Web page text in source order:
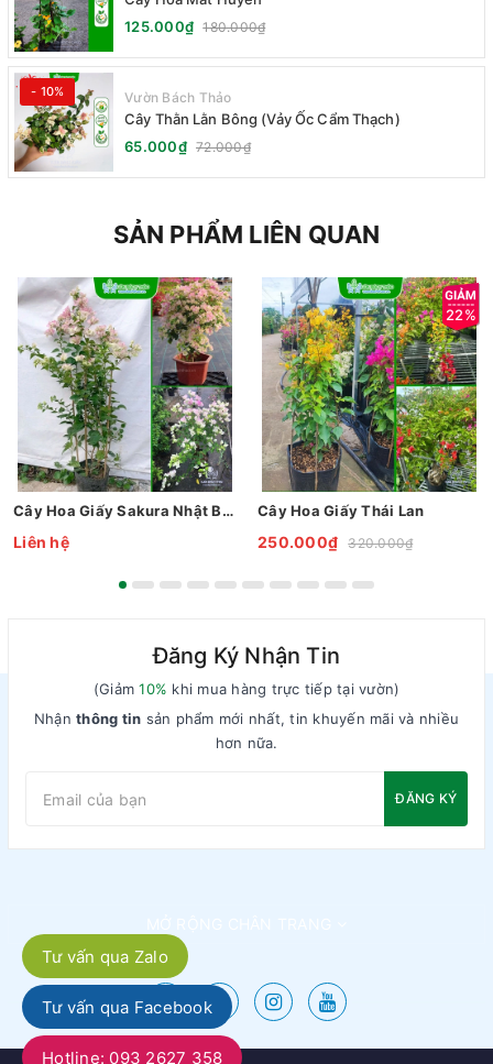
125.000₫ 180.000₫
- 10% Vườn Bách Thảo
Cây Thằn Lằn Bông (Vảy Ốc Cẩm Thạch)
65.000₫ 72.000₫
SẢN PHẨM LIÊN QUAN
Cây Hoa Giấy Sakura Nhật Bản
Liên hệ
22%
Cây Hoa Giấy Thái Lan
250.000₫ 320.000₫
Đăng Ký Nhận Tin
(Giảm10% khi mua hàng trực tiếp tại vườn)
Nhậnthông tin sản phẩm mới nhất, tin khuyến mãi và nhiều
hơn nữa.
ĐĂNG KÝ
Tư vấn qua Zalo
Tư vấn qua Facebook
Hotline: 093 2627 358